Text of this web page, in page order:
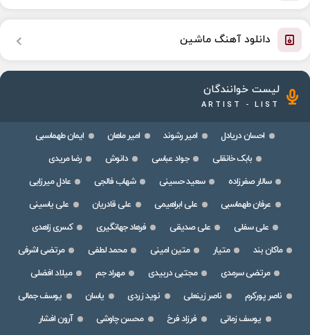
دانلود آهنگ ماشین
لیست خوانندگان
ARTIST - LIST
احسان دریادل امیر رشوند امیر ماهان
ایمان طهماسبی
بابک خانقلی
جواد عباسی دانوش
رضا مریدی
سالار صفرزاده
سعید حسینی شهاب فالجی
عادل میرزایی
عرفان طهماسبی
علی ابراهیمی علی قادریان
علی یاسینی
علی سفلی
علی صدیقی فرهاد جهانگیری
کسری زاهدی
ماکان بند
متیار متین امینی محمد لطفی
مرتضی اشرفی
مرتضی سرمدی
مجتبی دربیدی مهراد جم
میلاد افضلی
ناصر پورکرم
ناصر زینعلی نوید زردی یاسان
یوسف جمالی
یوسف زمانی
فرزاد فرخ محسن چاوشی
آرون افشار